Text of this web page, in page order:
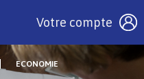
Votre compte
ECONOMIE